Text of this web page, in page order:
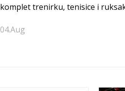
komplet trenirku, tenisice i
mališane!
04.Aug